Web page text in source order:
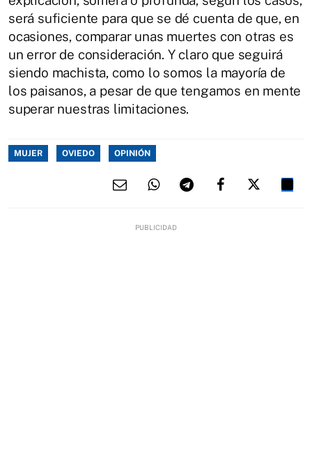
será suficiente para que se dé cuenta de que, en
ocasiones, comparar unas muertes con otras es
un error de consideración. Y claro que seguirá
siendo machista, como lo somos la mayoría de
los paisanos, a pesar de que tengamos en mente
superar nuestras limitaciones.
MUJER OVIEDO OPINIÓN